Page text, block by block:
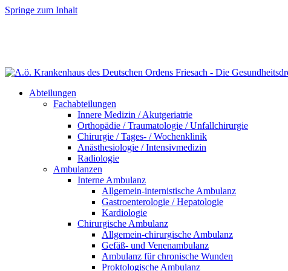
Springe zum Inhalt
Abteilungen
Fachabteilungen
Innere Medizin / Akutgeriatrie
Orthopädie / Traumatologie / Unfallchirurgie
Chirurgie / Tages- / Wochenklinik
Anästhesiologie / Intensivmedizin
Radiologie
Ambulanzen
Interne Ambulanz
Allgemein-internistische Ambulanz
Gastroenterologie / Hepatologie
Kardiologie
Chirurgische Ambulanz
Allgemein-chirurgische Ambulanz
Gefäß- und Venenambulanz
Ambulanz für chronische Wunden
Proktologische Ambulanz